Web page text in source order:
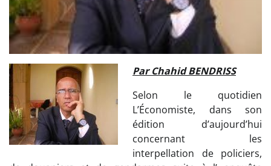
Par Chahid BENDRISS
Selon le quotidien
L’Économiste, dans son
édition d’aujourd’hui
concernant les
interpellation de policiers,